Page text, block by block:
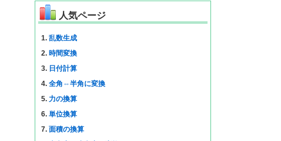
人気ページ
1. 乱数生成
2. 時間変換
3. 日付計算
4. 全角⇔半角に変換
5. 力の換算
6. 単位換算
7. 面積の換算